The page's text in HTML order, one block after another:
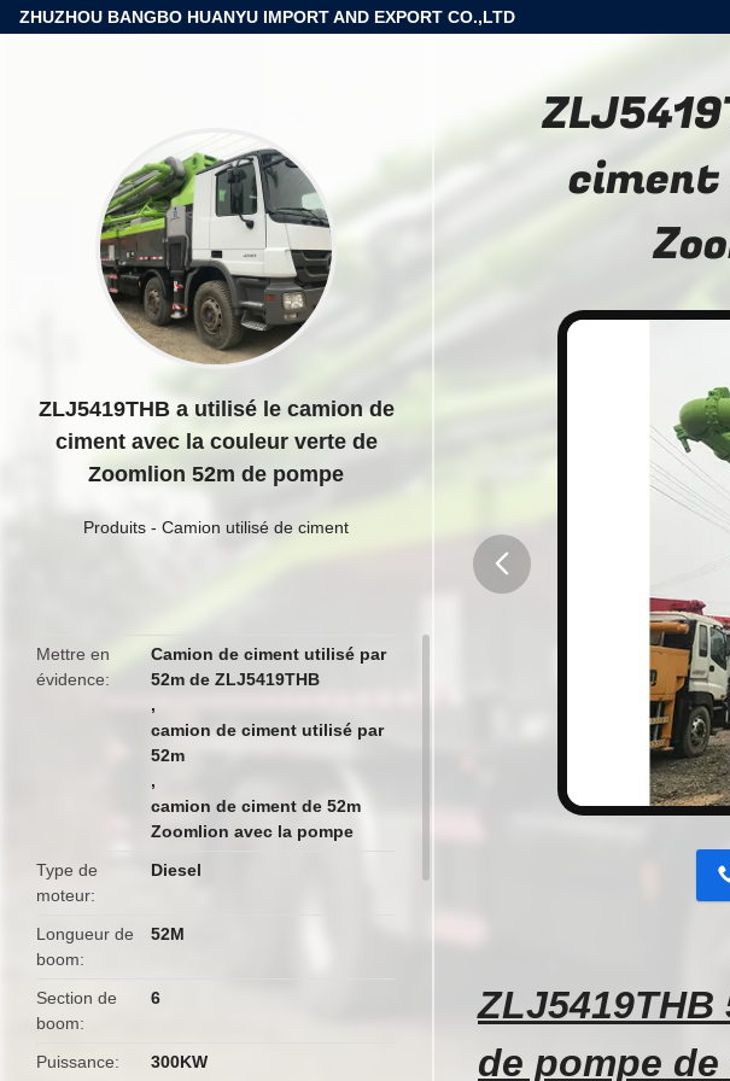
ZHUZHOU BANGBO HUANYU IMPORT AND EXPORT CO.,LTD
ZLJ5419THB a utilisé le camion de
ciment avec la couleur verte de
Zoomlion 52m de pompe
Produits - Camion utilisé de ciment
Mettre en
évidence
Camion de ciment utilisé par
52m de ZLJ5419THB
,
camion de ciment utilisé par
52m
,
camion de ciment de 52m
Zoomlion avec la pompe
Type de
moteur
Diesel
Longueur de
boom
52M
Section de
boom
6
Puissance 300KW
ciment
de pompe